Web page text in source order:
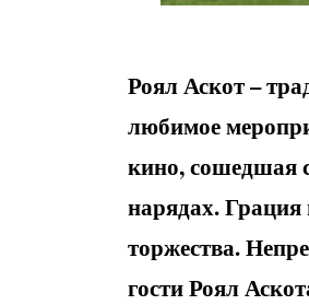
Роял Аскот –
любимое
кино, сошедшая
нарядах. Грация
торжества.
гости Роял